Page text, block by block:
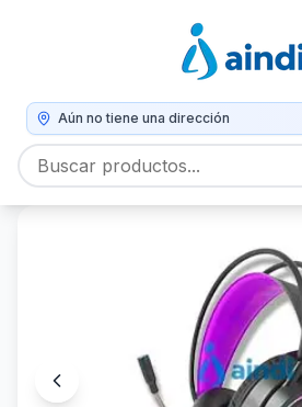
Aún no tiene una dirección